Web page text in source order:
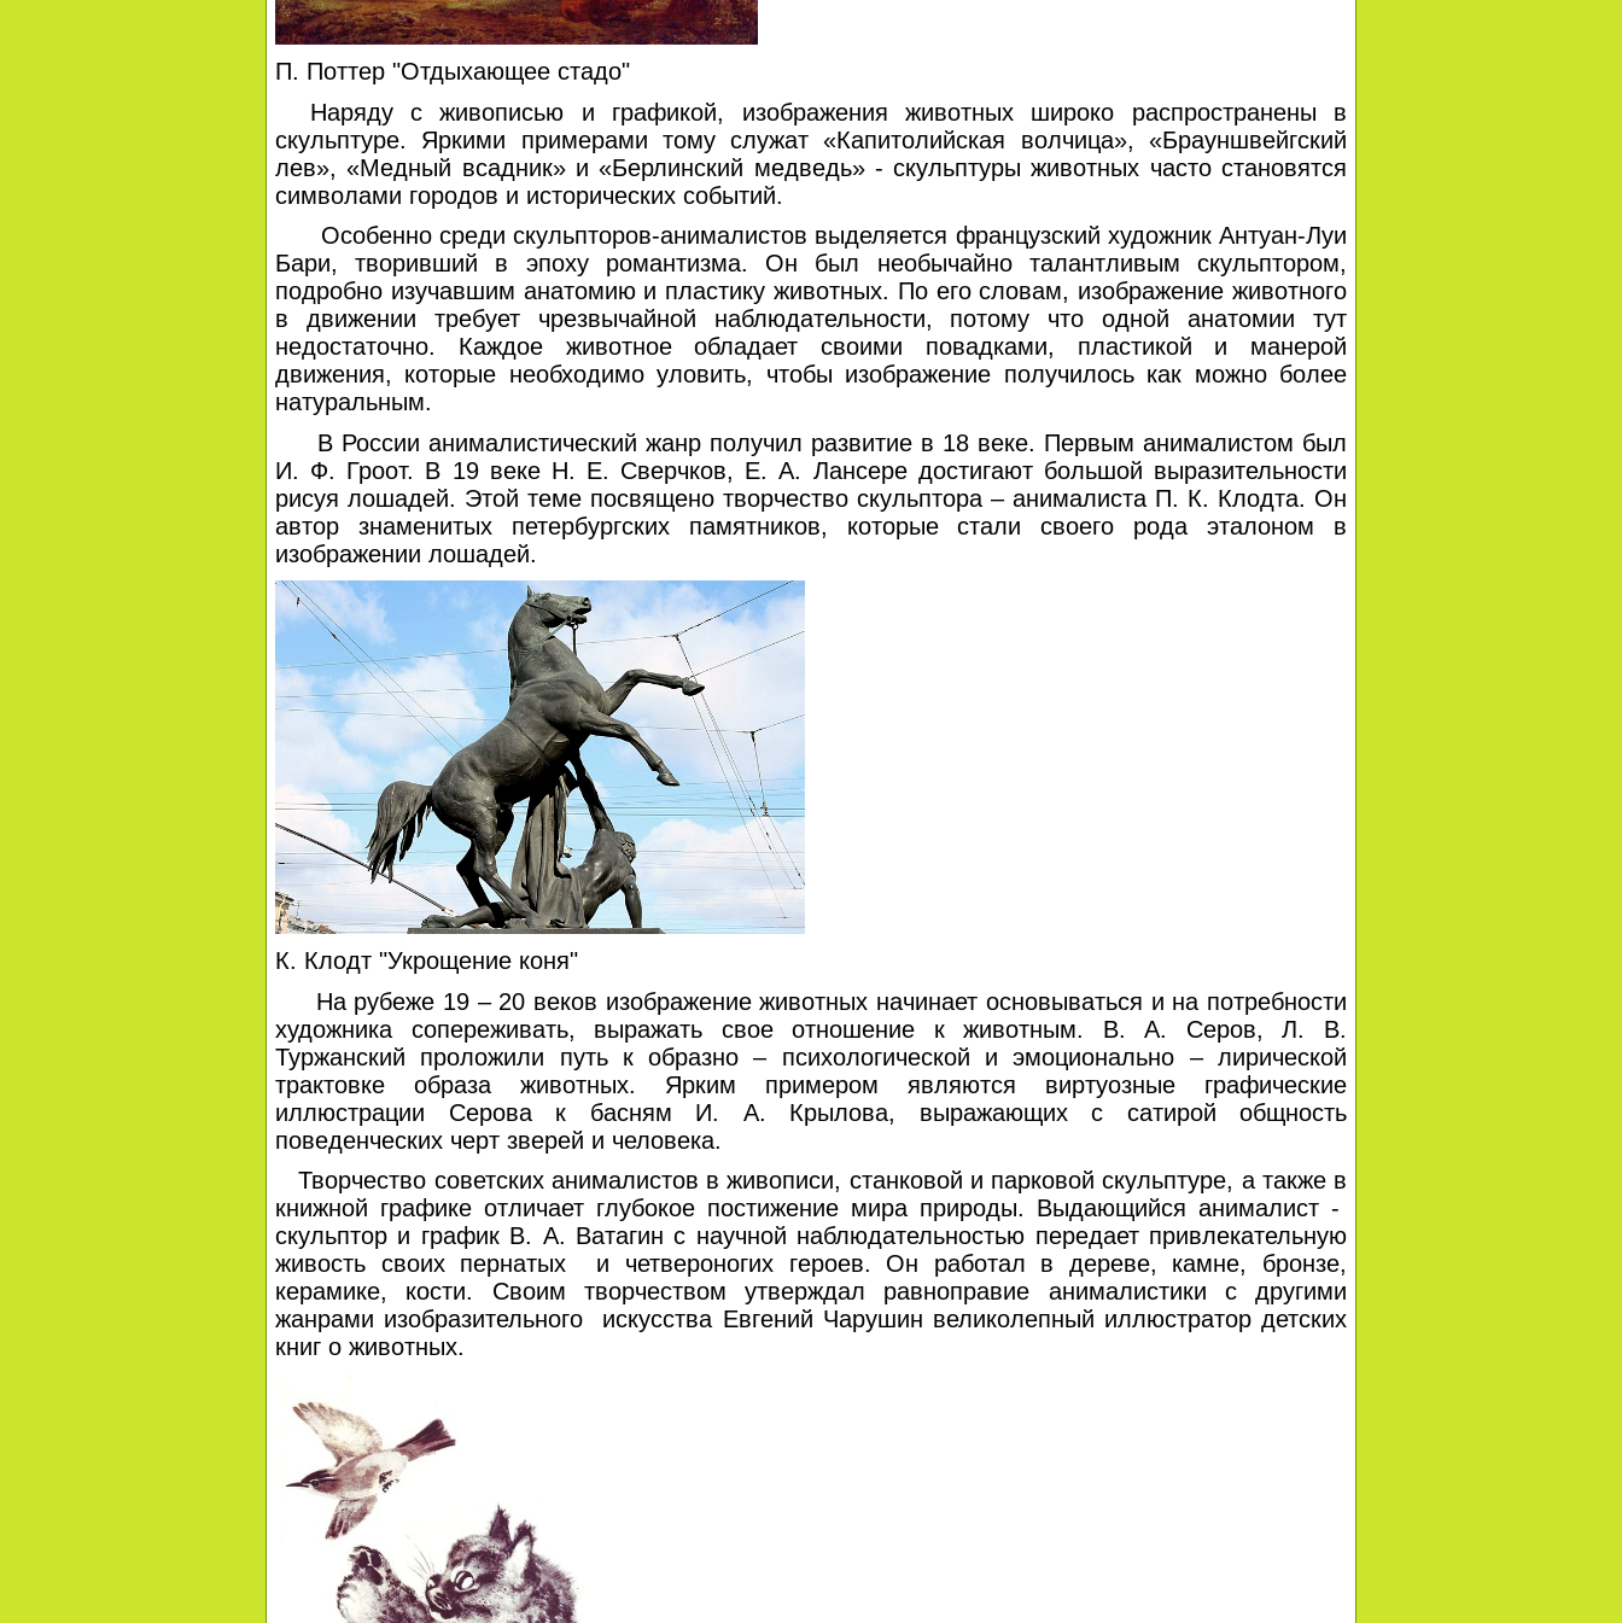
П. Поттер "Отдыхающее стадо"
Наряду с живописью и графикой, изображения животных широко распространены в
скульптуре. Яркими примерами тому служат «Капитолийская волчица», «Брауншвейгский
лев», «Медный всадник» и «Берлинский медведь» - скульптуры животных часто становятся
символами городов и исторических событий.
Особенно среди скульпторов-анималистов выделяется французский художник Антуан-Луи
Бари, творивший в эпоху романтизма. Он был необычайно талантливым скульптором,
подробно изучавшим анатомию и пластику животных. По его словам, изображение животного
в движении требует чрезвычайной наблюдательности, потому что одной анатомии тут
недостаточно. Каждое животное обладает своими повадками, пластикой и манерой
движения, которые необходимо уловить, чтобы изображение получилось как можно более
натуральным.
В России анималистический жанр получил развитие в 18 веке. Первым анималистом был
И. Ф. Гроот. В 19 веке Н. Е. Сверчков, Е. А. Лансере достигают большой выразительности
рисуя лошадей. Этой теме посвящено творчество скульптора – анималиста П. К. Клодта. Он
автор знаменитых петербургских памятников, которые стали своего рода эталоном в
изображении лошадей.
К. Клодт "Укрощение коня"
На рубеже 19 – 20 веков изображение животных начинает основываться и на потребности
художника сопереживать, выражать свое отношение к животным. В. А. Серов, Л. В.
Туржанский проложили путь к образно – психологической и эмоционально – лирической
трактовке образа животных. Ярким примером являются виртуозные графические
иллюстрации Серова к басням И. А. Крылова, выражающих с сатирой общность
поведенческих черт зверей и человека.
Творчество советских анималистов в живописи, станковой и парковой скульптуре, а также в
книжной графике отличает глубокое постижение мира природы. Выдающийся анималист -
скульптор и график В. А. Ватагин с научной наблюдательностью передает привлекательную
живость своих пернатых и четвероногих героев. Он работал в дереве, камне, бронзе,
керамике, кости. Своим творчеством утверждал равноправие анималистики с другими
жанрами изобразительного искусства Евгений Чарушин великолепный иллюстратор детских
книг о животных.